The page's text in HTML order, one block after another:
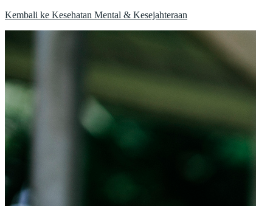
Kembali ke Kesehatan Mental & Kesejahteraan